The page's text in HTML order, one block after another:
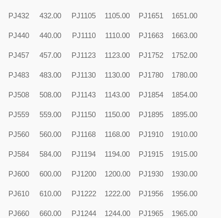
PJ432 432.00 PJ1105 1105.00 PJ1651 1651.00
PJ440 440.00 PJ1110 1110.00 PJ1663 1663.00
PJ457 457.00 PJ1123 1123.00 PJ1752 1752.00
PJ483 483.00 PJ1130 1130.00 PJ1780 1780.00
PJ508 508.00 PJ1143 1143.00 PJ1854 1854.00
PJ559 559.00 PJ1150 1150.00 PJ1895 1895.00
PJ560 560.00 PJ1168 1168.00 PJ1910 1910.00
PJ584 584.00 PJ1194 1194.00 PJ1915 1915.00
PJ600 600.00 PJ1200 1200.00 PJ1930 1930.00
PJ610 610.00 PJ1222 1222.00 PJ1956 1956.00
PJ660 660.00 PJ1244 1244.00 PJ1965 1965.00